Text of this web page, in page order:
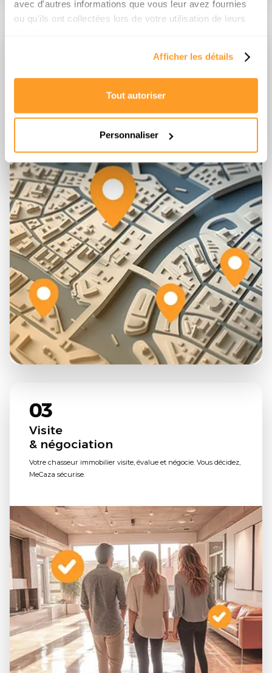
avec d'autres informations que vous leur avez fournies
ou qu'ils ont collectées lors de votre utilisation de leurs
Afficher les détails
Tout autoriser
Personnaliser
& sélection
Votre expert local cherche le bien le plus pertinent sur le marché
03
Visite
& négociation
Votre chasseur immobilier visite, évalue et négocie. Vous décidez,
MeCaza sécurise.